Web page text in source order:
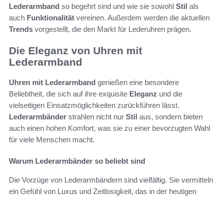
Lederarmband so begehrt sind und wie sie sowohl Stil als
auch Funktionalität vereinen. Außerdem werden die aktuellen
Trends vorgestellt, die den Markt für Lederuhren prägen.
Die Eleganz von Uhren mit
Lederarmband
Uhren mit Lederarmband genießen eine besondere
Beliebtheit, die sich auf ihre exquisite Eleganz und die
vielseitigen Einsatzmöglichkeiten zurückführen lässt.
Lederarmbänder strahlen nicht nur Stil aus, sondern bieten
auch einen hohen Komfort, was sie zu einer bevorzugten Wahl
für viele Menschen macht.
Warum Lederarmbänder so beliebt sind
Die Vorzüge von Lederarmbändern sind vielfältig. Sie vermitteln
ein Gefühl von Luxus und Zeitlosigkeit, das in der heutigen